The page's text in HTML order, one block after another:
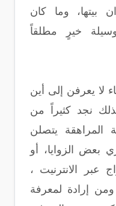
بيتها، وما كان
خيرٍ مطلقاً
لا يعرفن إلى أين
نجد كثيراً من
المراهقة يتصلن
بعض الزوايا، أو
عبر الانترنيت ،
إرادة لمعرفة